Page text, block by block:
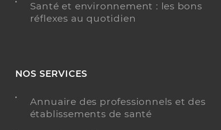
Santé et environnement : les bons
réflexes au quotidien
NOS SERVICES
Annuaire des professionnels et des
établissements de santé